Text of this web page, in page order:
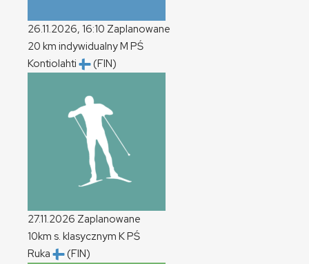
26.11.2026, 16:10 Zaplanowane
20 km indywidualnyM PŚ
Kontiolahti
(FIN)
27.11.2026 Zaplanowane
10km s. klasycznym KPŚ
Ruka
(FIN)